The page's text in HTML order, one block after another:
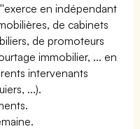
en indépendant
de cabinets
de promoteurs
immobilier, ... en
intervenants
...).